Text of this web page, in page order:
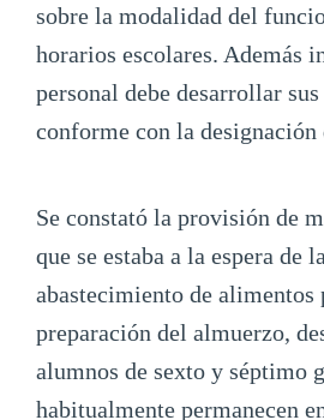
sobre la modalidad del
horarios escolares. Además
personal debe desarrollar
conforme con la designación
Se constató la provisión de
que se estaba a la espera de
abastecimiento de alimentos
preparación del almuerzo,
alumnos de sexto y séptimo
habitualmente permanecen